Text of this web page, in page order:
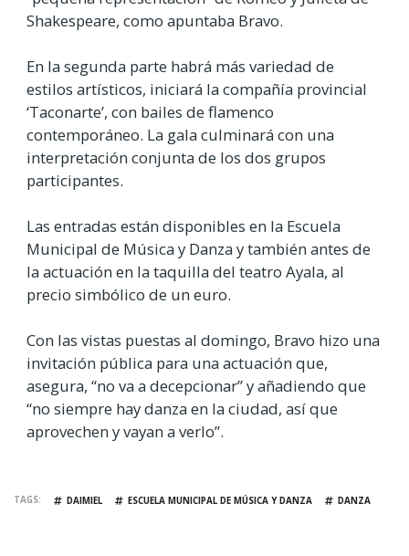
Shakespeare, como apuntaba Bravo.
En la segunda parte habrá más variedad de
estilos artísticos, iniciará la compañía provincial
‘Taconarte’, con bailes de flamenco
contemporáneo. La gala culminará con una
interpretación conjunta de los dos grupos
participantes.
Las entradas están disponibles en la Escuela
Municipal de Música y Danza y también antes de
la actuación en la taquilla del teatro Ayala, al
precio simbólico de un euro.
Con las vistas puestas al domingo, Bravo hizo una
invitación pública para una actuación que,
asegura, “no va a decepcionar” y añadiendo que
“no siempre hay danza en la ciudad, así que
aprovechen y vayan a verlo”.
TAGS DAIMIEL ESCUELA MUNICIPAL DE MÚSICA Y DANZA DANZA